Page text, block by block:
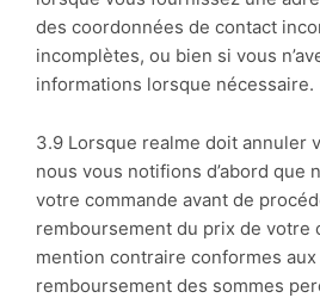
des coordonnées de contact
incomplètes, ou bien si vous
informations lorsque nécessaire.
3.9 Lorsque realme doit annuler
nous vous notifions d’abord que
votre commande avant de
remboursement du prix de votre
mention contraire conformes
remboursement des sommes